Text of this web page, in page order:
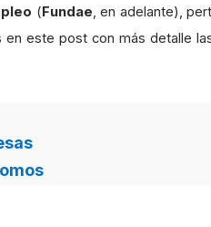
(Fundae , en adelante),
este post con más detalle